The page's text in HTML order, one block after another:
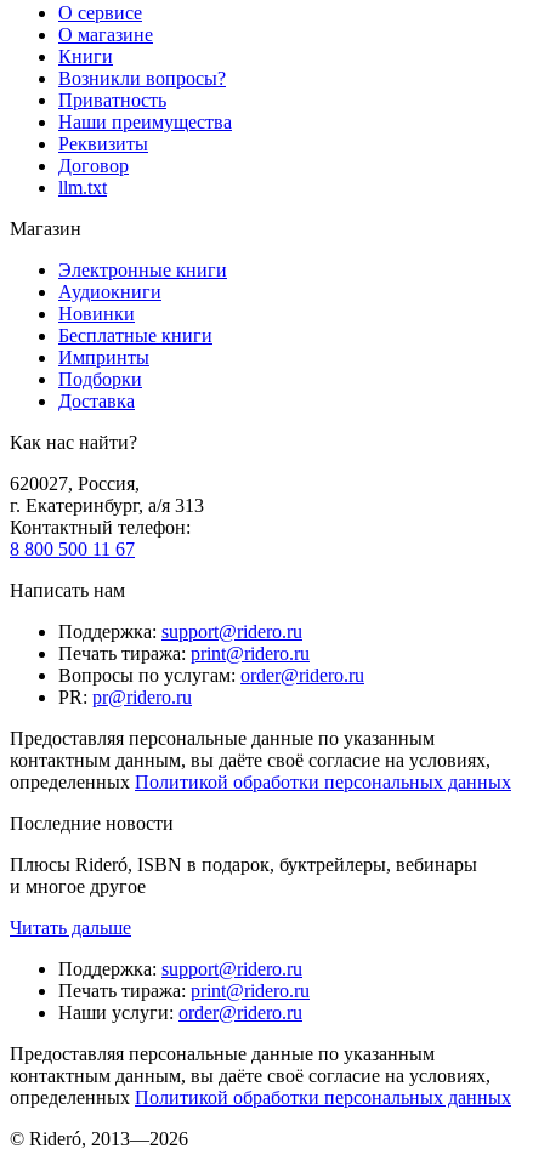
О сервисе
О магазине
Книги
Возникли вопросы?
Приватность
Наши преимущества
Реквизиты
Договор
llm.txt
Магазин
Электронные книги
Аудиокниги
Новинки
Бесплатные книги
Импринты
Подборки
Доставка
Как нас найти?
620027, Россия,
г. Екатеринбург, а/я 313
Контактный телефон:
8 800 500 11 67
Написать нам
Поддержка: support@ridero.ru
Печать тиража: print@ridero.ru
Вопросы по услугам: order@ridero.ru
PR: pr@ridero.ru
Предоставляя персональные данные по указанным
контактным данным, вы даёте своё согласие на условиях,
определенных Политикой обработки персональных данных
Последние новости
Плюсы Rideró, ISBN в подарок, буктрейлеры, вебинары
и многое другое
Читать дальше
Поддержка: support@ridero.ru
Печать тиража: print@ridero.ru
Наши услуги: order@ridero.ru
Предоставляя персональные данные по указанным
контактным данным, вы даёте своё согласие на условиях,
определенных Политикой обработки персональных данных
© Rideró, 2013—2026